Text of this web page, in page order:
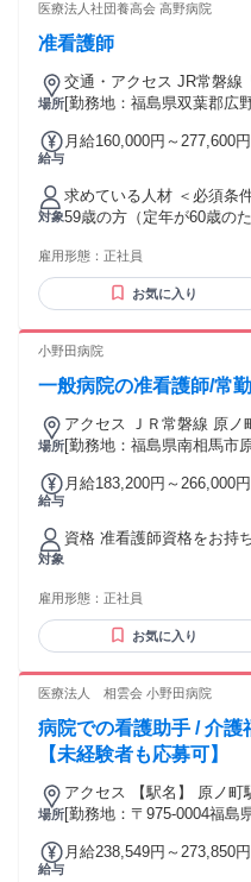
医療法人社団養高会 高野病院
准看護師
場所
交通・アクセス JR常磐線
常磐道「広野I.C.」より車
[勤務地：福島県双葉郡広
給与
月給160,000円～277,600
払われる通勤・皆勤・家
われるその他手当金額：なし ※経験、スキル等を考慮の
決定します。 ■昇給：あり（1月あたり1,000〜3,000円） ■賞
与：年2回（計2ヶ月分＋
手当：12,000円／回 ■日
手当（規定あり）
対象
求めている人材 ＜必須条
59歳の方（定年が60歳のため） ■
雇用形態： 正社員
お気に入り
小野田病院
一般病院の准看護師/常
場所
アクセス ＪＲ常磐線 原ノ
太田徒歩約59分、ＪＲ常
[勤務地：福島県南相馬市
給与
月給183,200円～266,000
その他手当あり 交通費：通勤交通費全額支給 詳細は面談時に
お伝えいたします。
対象
資格 准看護師資格をお持
雇用形態： 正社員
お気に入り
医療法人 相雲会 小野田病院
病院での看護助手 / 介護
【未経験者も応募可】
場所
アクセス 【駅名】 原ノ町
ノ町駅から徒歩5分
[勤務地：〒975-0004福島
給与
月給238,549円～273,850